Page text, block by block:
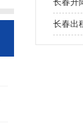
长春出